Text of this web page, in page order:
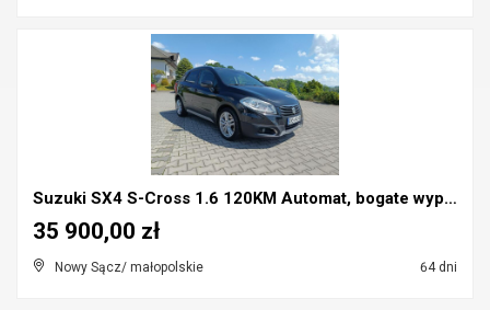
Suzuki SX4 S-Cross 1.6 120KM Automat, bogate wypos...
Nowy Sącz/ małopolskie 64 dni
35 900,00 zł